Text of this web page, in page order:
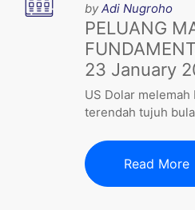
byAdi Nugroho
PELUANG
23 January
US Dolar
terendah tujuh
Read More